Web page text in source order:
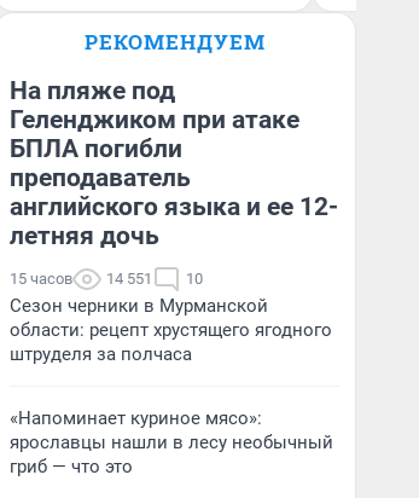
РЕКОМЕНДУЕМ
На пляже под
Геленджиком при атаке
БПЛА погибли
преподаватель
английского языка и ее 12-
летняя дочь
15 часов 14 551 10
Сезон черники в Мурманской
области: рецепт хрустящего ягодного
штруделя за полчаса
«Напоминает куриное мясо»:
ярославцы нашли в лесу необычный
гриб — что это